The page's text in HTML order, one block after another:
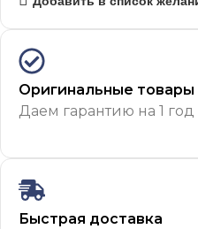
Оригинальные товары
Даем гарантию на 1 год
Быстрая доставка